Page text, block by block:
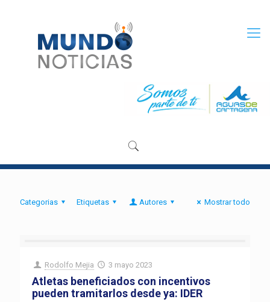
Categorias Etiquetas Autores Mostrar todo
Rodolfo Mejia 3 mayo 2023
Atletas beneficiados con incentivos
pueden tramitarlos desde ya: IDER